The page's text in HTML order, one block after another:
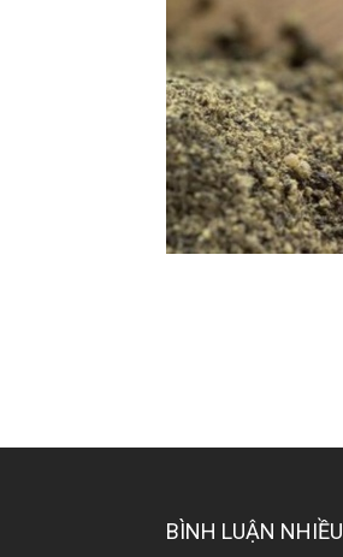
BÌNH LUẬN NHIỀU